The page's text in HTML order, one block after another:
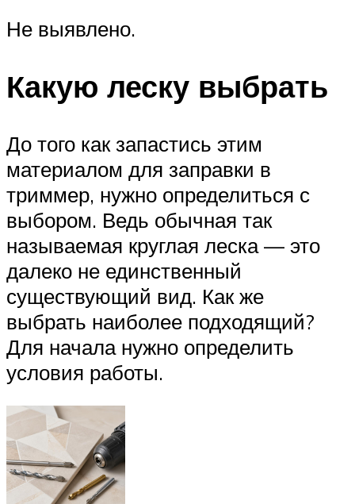
Не выявлено.
Какую леску выбрать
До того как запастись этим
материалом для заправки в
триммер, нужно определиться с
выбором. Ведь обычная так
называемая круглая леска — это
далеко не единственный
существующий вид. Как же
выбрать наиболее подходящий?
Для начала нужно определить
условия работы.